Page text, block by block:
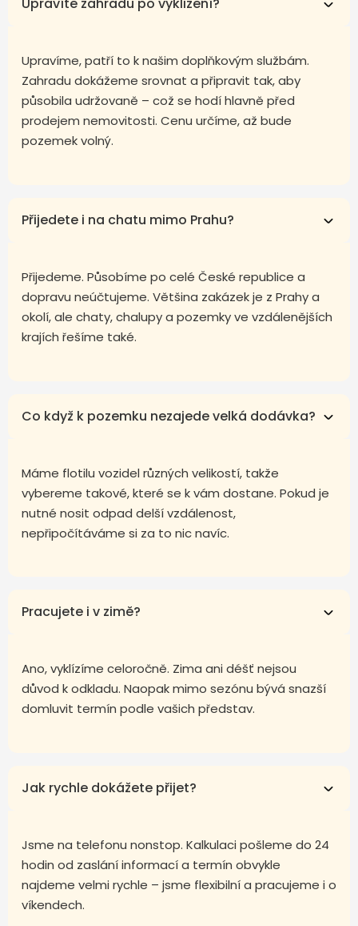
Upravíme, patří to k našim doplňkovým službám.
Zahradu dokážeme srovnat a připravit tak, aby
působila udržovaně – což se hodí hlavně před
prodejem nemovitosti. Cenu určíme, až bude
pozemek volný.
Přijedete i na chatu mimo Prahu?
Přijedeme. Působíme po celé České republice a
dopravu neúčtujeme. Většina zakázek je z Prahy a
okolí, ale chaty, chalupy a pozemky ve vzdálenějších
krajích řešíme také.
Co když k pozemku nezajede velká dodávka?
Máme flotilu vozidel různých velikostí, takže
vybereme takové, které se k vám dostane. Pokud je
nutné nosit odpad delší vzdálenost,
nepřipočítáváme si za to nic navíc.
Pracujete i v zimě?
Ano, vyklízíme celoročně. Zima ani déšť nejsou
důvod k odkladu. Naopak mimo sezónu bývá snazší
domluvit termín podle vašich představ.
Jak rychle dokážete přijet?
Jsme na telefonu nonstop. Kalkulaci pošleme do 24
hodin od zaslání informací a termín obvykle
najdeme velmi rychle – jsme flexibilní a pracujeme i o
víkendech.